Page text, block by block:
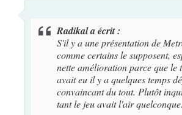
Radikal a écrit :
S'il y a une présentation de
comme certains le supposent,
nette amélioration parce que le
avait eu il y a quelques temps
convaincant du tout. Plutôt
tant le jeu avait l'air quelconque.